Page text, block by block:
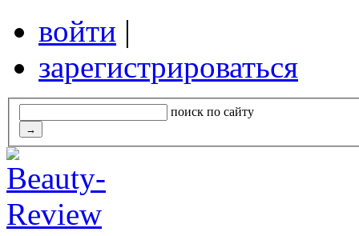
войти |
зарегистрироваться
поиск по сайту